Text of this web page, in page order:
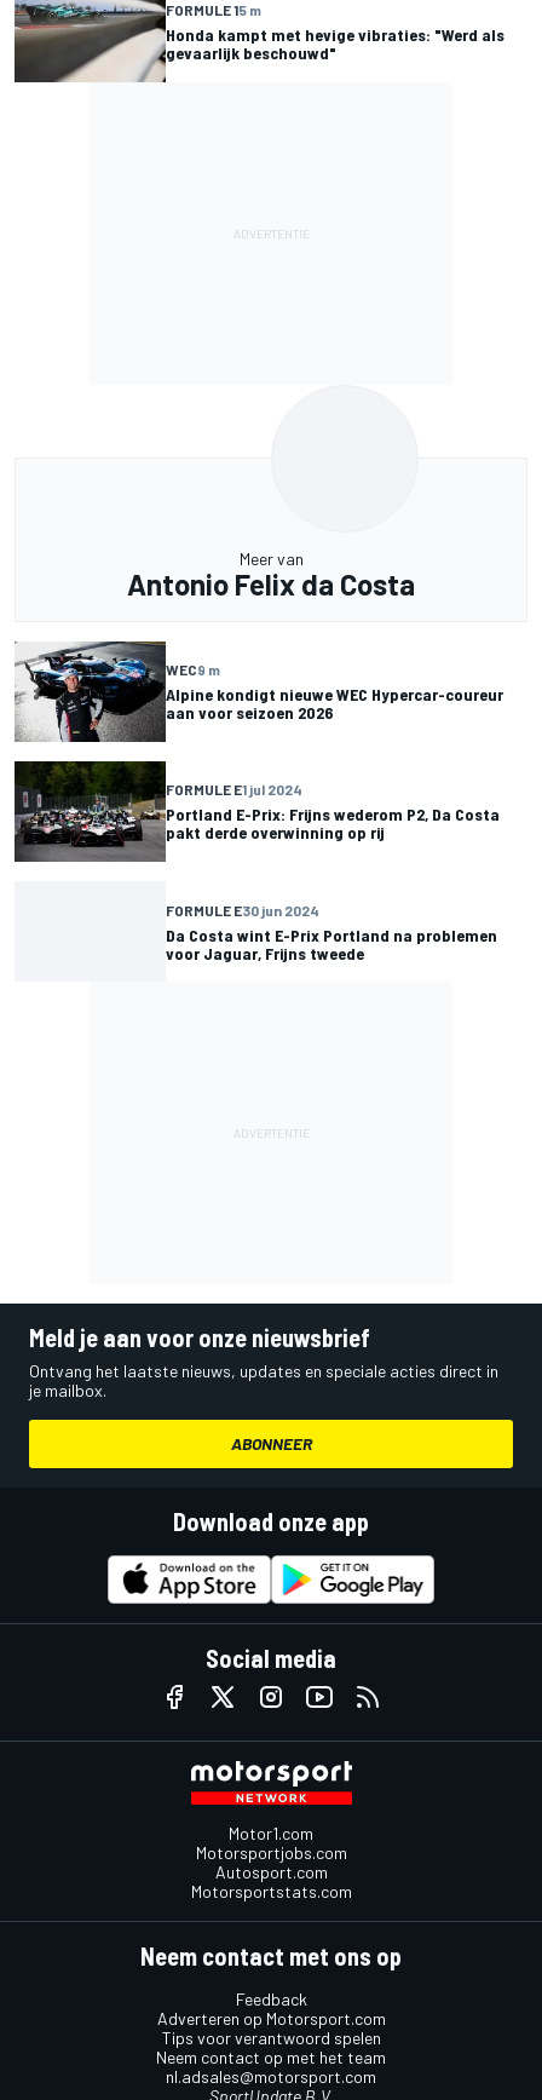
FORMULE 15 m
Honda kampt met hevige vibraties: "Werd als
gevaarlijk beschouwd"
Meer van
Antonio Felix da Costa
WEC9 m
Alpine kondigt nieuwe WEC Hypercar-coureur
aan voor seizoen 2026
FORMULE E1 jul 2024
Portland E-Prix: Frijns wederom P2, Da Costa
pakt derde overwinning op rij
FORMULE E30 jun 2024
Da Costa wint E-Prix Portland na problemen
voor Jaguar, Frijns tweede
Meld je aan voor onze nieuwsbrief
Ontvang het laatste nieuws, updates en speciale acties direct in
je mailbox.
ABONNEER
Download onze app
Social media
Motor1.com
Motorsportjobs.com
Autosport.com
Motorsportstats.com
Neem contact met ons op
Feedback
Adverteren op Motorsport.com
Tips voor verantwoord spelen
Neem contact op met het team
nl.adsales@motorsport.com
SportUpdate B.V.